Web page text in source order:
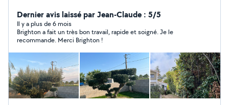
de débroussaillage, élagage, abattage,étêtage, taille de
haie, entretien de jardin, création de jardin, pose de
gazon, synthétique etc n'hésitez pas à me contacter,
pour discuter de vos besoins et obtenir un devis,le
déplacement et gratuit.
Dernier avis laissé par Jean-Claude : 5/5
Il y a plus de 6 mois
Brighton a fait un très bon travail, rapide et soigné. Je le
recommande. Merci Brighton !